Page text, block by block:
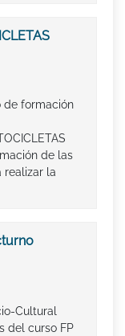
de formación
de las
realizar la
Cultural
del curso FP